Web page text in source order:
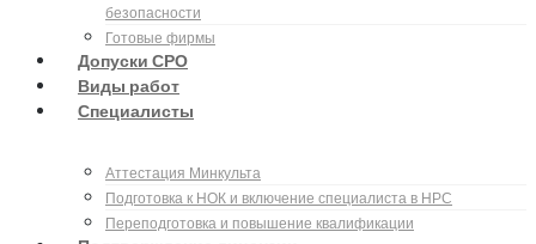
безопасности
Готовые фирмы
Допуски СРО
Виды работ
Специалисты
Аттестация Минкульта
Подготовка к НОК и включение специалиста в НРС
Переподготовка и повышение квалификации